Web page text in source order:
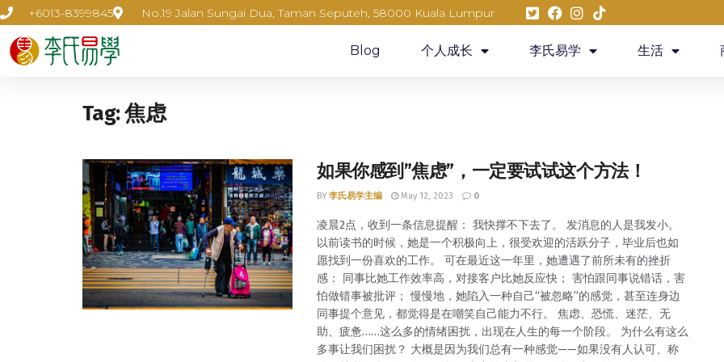
+6013-8399845 No.19 Jalan Sungai Dua, Taman Seputeh, 58000 Kuala Lumpur
Blog 个人成长 李氏易学 生活
Tag:焦虑
如果你感到”焦虑”，一定要试试这个方法！
BY 李氏易学主编 May 12, 2023 0
凌晨2点，收到一条信息提醒： 我快撑不下去了。 发消息的人是我发小。
以前读书的时候，她是一个积极向上，很受欢迎的活跃分子，毕业后也如
愿找到一份喜欢的工作。 可在最近这一年里，她遭遇了前所未有的挫折
感： 同事比她工作效率高，对接客户比她反应快； 害怕跟同事说错话，害
怕做错事被批评； 慢慢地，她陷入一种自己“被忽略”的感觉，甚至连身边
同事提个意见，都觉得是在嘲笑自己能力不行。 焦虑、恐慌、迷茫、无
助、疲惫……这么多的情绪困扰，出现在人生的每一个阶段。 为什么有这么
多事让我们困扰？ 大概是因为我们总有一种感觉——如果没有人认可、称